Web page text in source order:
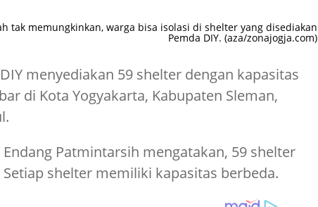
tak memungkinkan, warga bisa isolasi di shelter yang disediakan
Pemda DIY. (aza/zonajogja.com)
menyediakan 59 shelter dengan kapasitas
di Kota Yogyakarta, Kabupaten Sleman,
Endang Patmintarsih mengatakan, 59 shelter
shelter memiliki kapasitas berbeda.